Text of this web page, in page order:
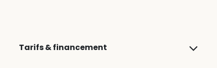
Tarifs & financement